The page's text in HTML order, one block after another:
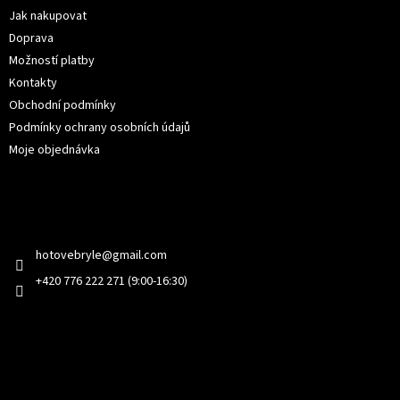
Jak nakupovat
Doprava
Možností platby
Kontakty
Obchodní podmínky
Podmínky ochrany osobních údajů
Moje objednávka
hotovebryle@gmail.com
+420 776 222 271 (9:00-16:30)